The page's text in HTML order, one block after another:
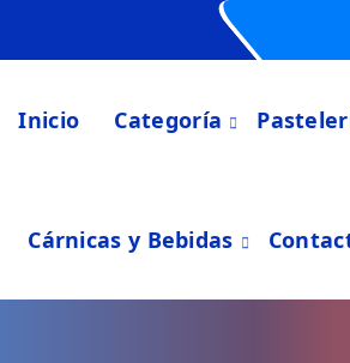
Inicio Categoría
Cárnicas y Bebidas